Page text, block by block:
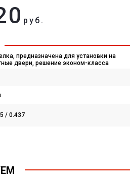
руб.
предназначена для установки на
двери, решение эконом-класса
/ 0.437